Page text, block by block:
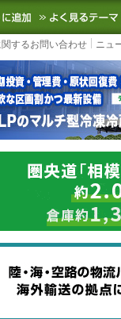
流ニュースをお
お気に入りに
するお問い合わせ ニュ